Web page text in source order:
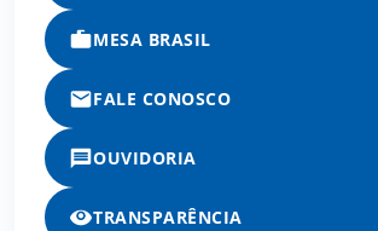
MESA BRASIL
FALE CONOSCO
OUVIDORIA
TRANSPARÊNCIA